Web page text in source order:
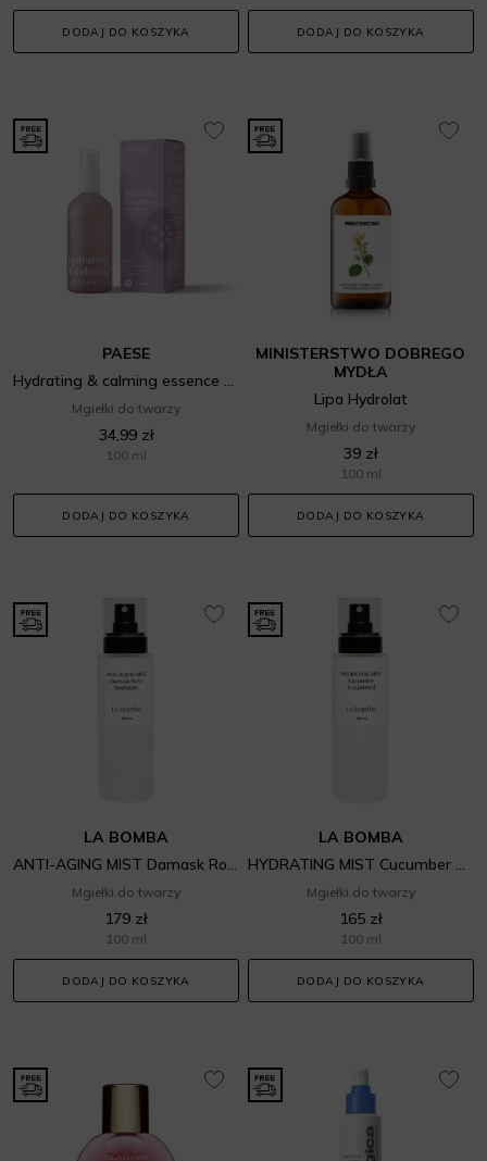
DODAJ DO KOSZYKA DODAJ DO KOSZYKA
PAESE
Hydrating & calming essence mist
Mgiełki do twarzy
34,99 zł
100 ml
DODAJ DO KOSZYKA
MINISTERSTWO DOBREGO
MYDŁA
Lipa Hydrolat
Mgiełki do twarzy
39 zł
100 ml
DODAJ DO KOSZYKA
LA BOMBA
ANTI-AGING MIST Damask Rose Postbiotic
Mgiełki do twarzy
179 zł
100 ml
DODAJ DO KOSZYKA
LA BOMBA
HYDRATING MIST Cucumber D-pantenol
Mgiełki do twarzy
165 zł
100 ml
DODAJ DO KOSZYKA